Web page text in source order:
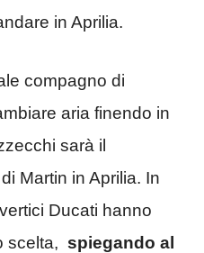
in Aprilia.
compagno di
aria finendo in
sarà il
Martin in Aprilia. In
Ducati hanno
scelta, spiegando al